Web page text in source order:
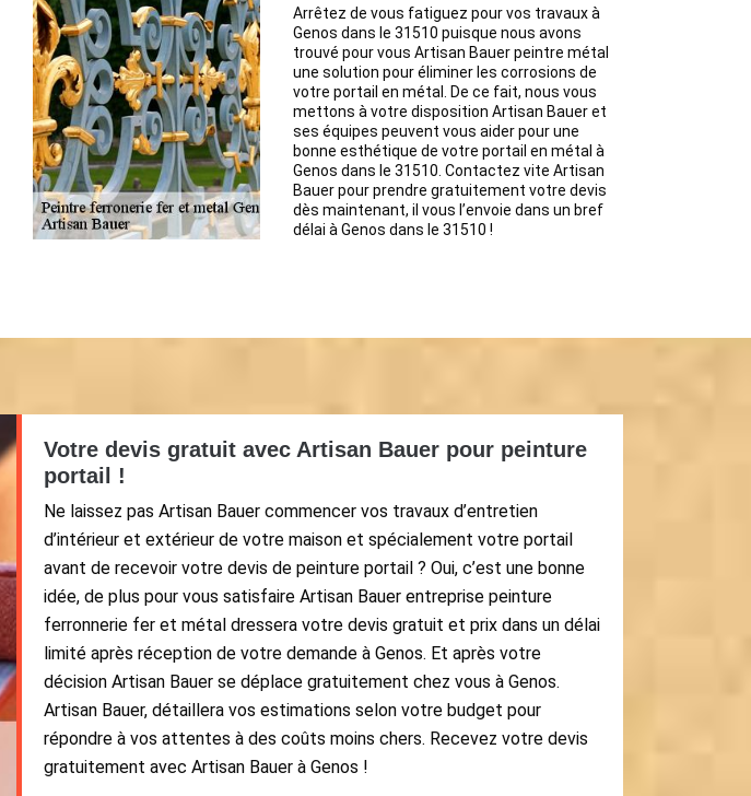
Arrêtez de vous fatiguez pour vos travaux à
Genos dans le 31510 puisque nous avons
trouvé pour vous Artisan Bauer peintre métal
une solution pour éliminer les corrosions de
votre portail en métal. De ce fait, nous vous
mettons à votre disposition Artisan Bauer et
ses équipes peuvent vous aider pour une
bonne esthétique de votre portail en métal à
Genos dans le 31510. Contactez vite Artisan
Bauer pour prendre gratuitement votre devis
dès maintenant, il vous l’envoie dans un bref
délai à Genos dans le 31510 !
Votre devis gratuit avec Artisan Bauer pour peinture
portail !
Ne laissez pas Artisan Bauer commencer vos travaux d’entretien
d’intérieur et extérieur de votre maison et spécialement votre portail
avant de recevoir votre devis de peinture portail ? Oui, c’est une bonne
idée, de plus pour vous satisfaire Artisan Bauer entreprise peinture
ferronnerie fer et métal dressera votre devis gratuit et prix dans un délai
limité après réception de votre demande à Genos. Et après votre
décision Artisan Bauer se déplace gratuitement chez vous à Genos.
Artisan Bauer, détaillera vos estimations selon votre budget pour
répondre à vos attentes à des coûts moins chers. Recevez votre devis
gratuitement avec Artisan Bauer à Genos !